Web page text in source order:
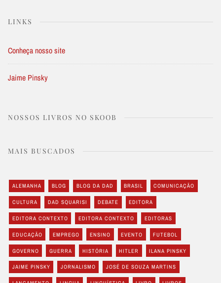
LINKS
Conheça nosso site
Jaime Pinsky
NOSSOS LIVROS NO SKOOB
MAIS BUSCADOS
ALEMANHA BLOG BLOG DA DAD BRASIL COMUNICAÇÃO
CULTURA DAD SQUARISI DEBATE EDITORA
EDITORA CONTEXTO EDITORA CONTEXTO EDITORAS
EDUCAÇÃO EMPREGO ENSINO EVENTO FUTEBOL
GOVERNO GUERRA HISTÓRIA HITLER ILANA PINSKY
JAIME PINSKY JORNALISMO JOSÉ DE SOUZA MARTINS